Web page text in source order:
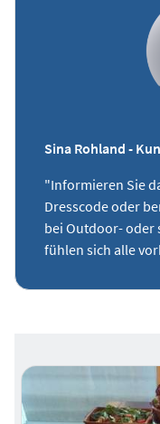
Sina Rohland -
"Informieren Sie
Dresscode oder
bei Outdoor- oder
fühlen sich alle